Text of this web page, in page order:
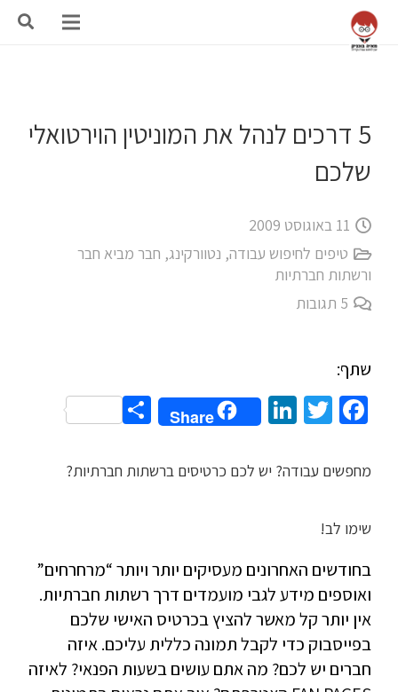
5 דרכים לנהל את המוניטין הוירטואלי
שלכם
11 באוגוסט 2009
טיפים לחיפוש עבודה, נטוורקינג, חבר מביא חבר
ורשתות חברתיות
5 תגובות
שתף:
Facebook
Twitter
LinkedIn
Share
Share
מחפשים עבודה? יש לכם כרטיסים ברשתות חברתיות?
שימו לב!
בחודשים האחרונים מעסיקים יותר ויותר “מרחרחים”
ואוספים מידע לגבי מועמדים דרך רשתות חברתיות.
אין יותר קל מאשר להציץ בכרטיס האישי שלכם
בפייסבוק כדי לקבל תמונה כללית עליכם. איזה
חברים יש לכם? מה אתם עושים בשעות הפנאי? לאיזה